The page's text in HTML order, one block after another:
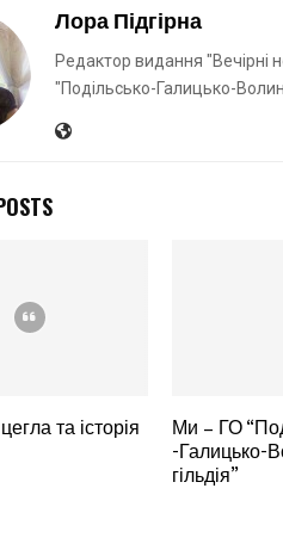
Лора Підгірна
Редактор видання "Вечірні
"Подільсько-Галицько-
та історія Ми – ГО
-Галицько-
гільдія”